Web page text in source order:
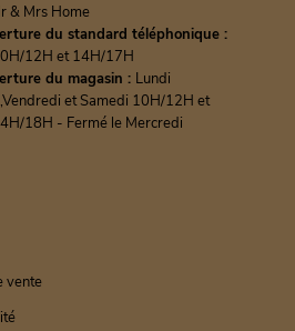
& Mrs Home
du standard téléphonique :
12H et 14H/17H
du magasin : Lundi
et Samedi 10H/12H et
18H - Fermé le Mercredi
vente